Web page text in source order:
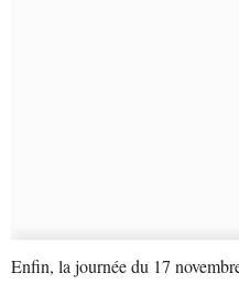
Enfin, la journée du 17